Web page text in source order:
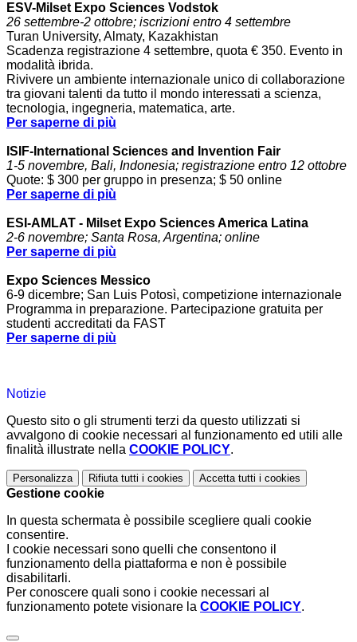
ESV-Milset Expo Sciences Vodstok
26 settembre-2 ottobre; iscrizioni entro 4 settembre
Turan University, Almaty, Kazakhistan
Scadenza registrazione 4 settembre, quota € 350. Evento in
modalità ibrida.
Rivivere un ambiente internazionale unico di collaborazione
tra giovani talenti da tutto il mondo interessati a scienza,
tecnologia, ingegneria, matematica, arte.
Per saperne di più
ISIF-International Sciences and Invention Fair
1-5 novembre, Bali, Indonesia; registrazione entro 12 ottobre
Quote: $ 300 per gruppo in presenza; $ 50 online
Per saperne di più
ESI-AMLAT - Milset Expo Sciences America Latina
2-6 novembre; Santa Rosa, Argentina; online
Per saperne di più
Expo Sciences Messico
6-9 dicembre; San Luis Potosì, competizione internazionale
Programma in preparazione. Partecipazione gratuita per
studenti accreditati da FAST
Per saperne di più
Notizie
Questo sito o gli strumenti terzi da questo utilizzati si
avvalgono di cookie necessari al funzionamento ed utili alle
finalità illustrate nella COOKIE POLICY.
Personalizza Rifiuta tutti i cookies Accetta tutti i cookies
Gestione cookie
In questa schermata è possibile scegliere quali cookie
consentire.
I cookie necessari sono quelli che consentono il
funzionamento della piattaforma e non è possibile
disabilitarli.
Per conoscere quali sono i cookie necessari al
funzionamento potete visionare la COOKIE POLICY.